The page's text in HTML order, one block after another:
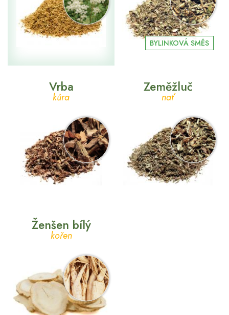
BYLINKOVÁ SMĚS
Vrba
kůra
Zeměžluč
nať
Ženšen bílý
kořen